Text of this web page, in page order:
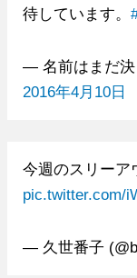
待しています。
— 名前はまだ決
2016年4月10日
今週のスリーア
pic.twitter.com/
— 久世番子